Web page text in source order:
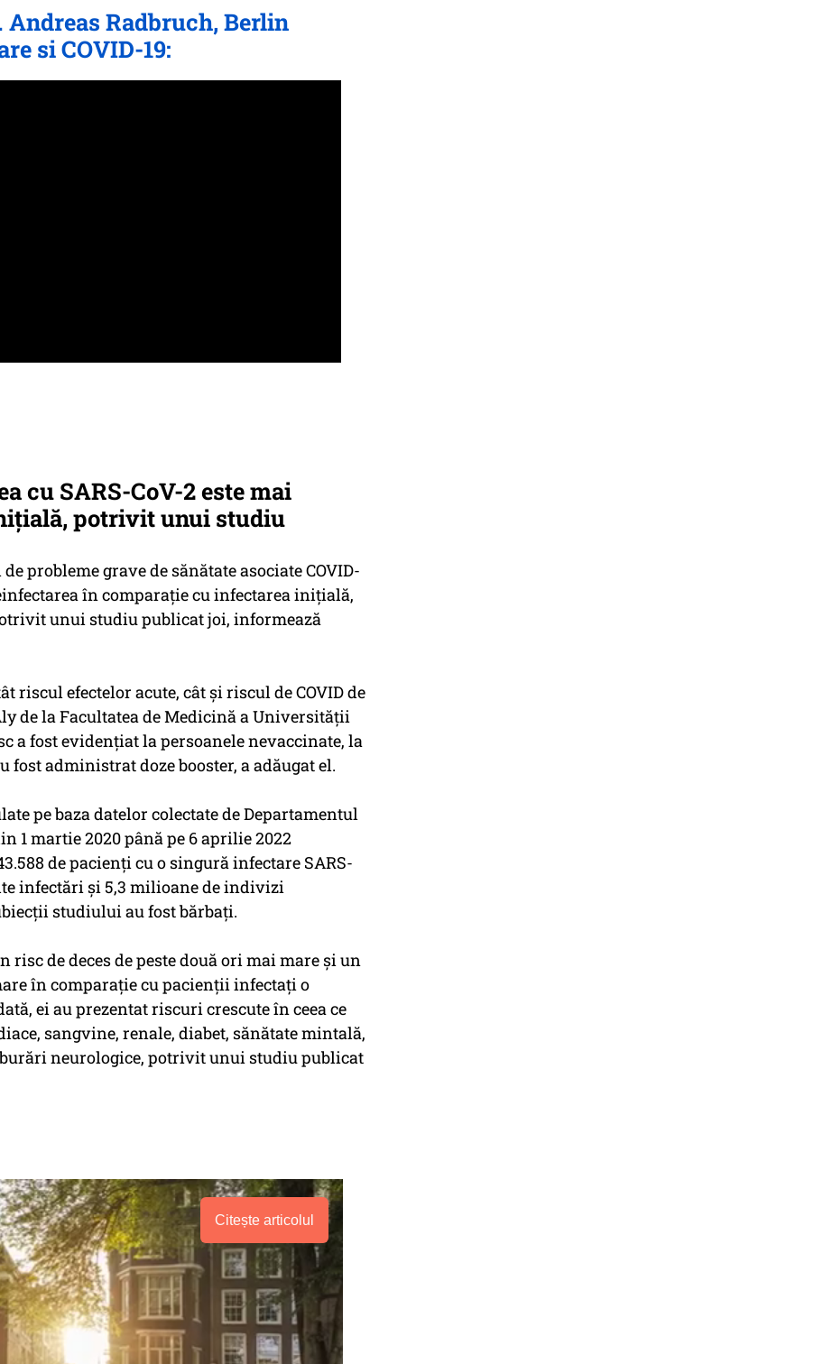
Andreas Radbruch, Berlin
si COVID-19:
cu SARS-CoV-2 este mai
potrivit unui studiu
probleme grave de sănătate asociate COVID-
în comparaţie cu infectarea iniţială,
unui studiu publicat joi, informează
riscul efectelor acute, cât şi riscul de COVID de
de la Facultatea de Medicină a Universităţii
a fost evidenţiat la persoanele nevaccinate, la
fost administrat doze booster, a adăugat el.
pe baza datelor colectate de Departamentul
1 martie 2020 până pe 6 aprilie 2022
de pacienţi cu o singură infectare SARS-
infectări şi 5,3 milioane de indivizi
studiului au fost bărbaţi.
de deces de peste două ori mai mare şi un
în comparaţie cu pacienţii infectaţi o
ei au prezentat riscuri crescute în ceea ce
sangvine, renale, diabet, sănătate mintală,
neurologice, potrivit unui studiu publicat
Citește articolul